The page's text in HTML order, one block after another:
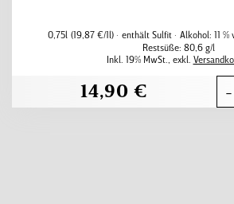
0,75l (19,87 €/1l) enthält Sulfit Alkohol: 11 %
Restsüße: 80,6 g/l
14,90 €
Inkl. 19% MwSt., exkl.
-